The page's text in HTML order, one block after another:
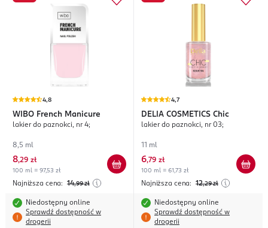
4,8
WIBO French Manicure
lakier do paznokci, nr 4;
8,5 ml
8,29 zł
100 ml = 97,53 zł
Najniższa cena: 14,99 zł
Niedostępny online
Sprawdź dostępność w
drogerii
4,7
DELIA COSMETICS Chic
lakier do paznokci, nr 03;
11 ml
6,79 zł
100 ml = 61,73 zł
Najniższa cena: 12,29 zł
Niedostępny online
Sprawdź dostępność w
drogerii